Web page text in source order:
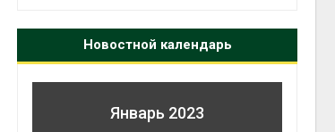
Новостной календарь
Январь 2023